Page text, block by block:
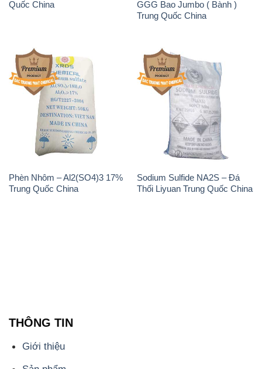
Phèn Nhôm – Al2(SO4)3 17%
Trung Quốc China
Sodium Sulfide NA2S – Đá
Thối Liyuan Trung Quốc China
Chính sách và quy định chung
Tin tức
Liên hệ